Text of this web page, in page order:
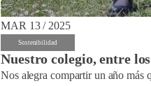
MAR 13 / 2025
Sostenibilidad
Nuestro colegio, entre
Nos alegra compartir un año más